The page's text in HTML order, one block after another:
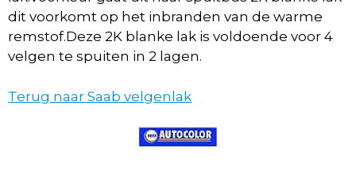
dit voorkomt op het inbranden van de warme
remstof.Deze 2K blanke lak is voldoende voor 4
velgen te spuiten in 2 lagen.
Terug naar Saab velgenlak